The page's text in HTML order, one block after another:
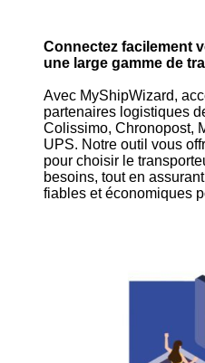
Connectez facilement
une large gamme de
Avec MyShipWizard,
partenaires logistiques
Colissimo, Chronopost,
UPS. Notre outil vous
pour choisir le
besoins, tout en
fiables et économiques